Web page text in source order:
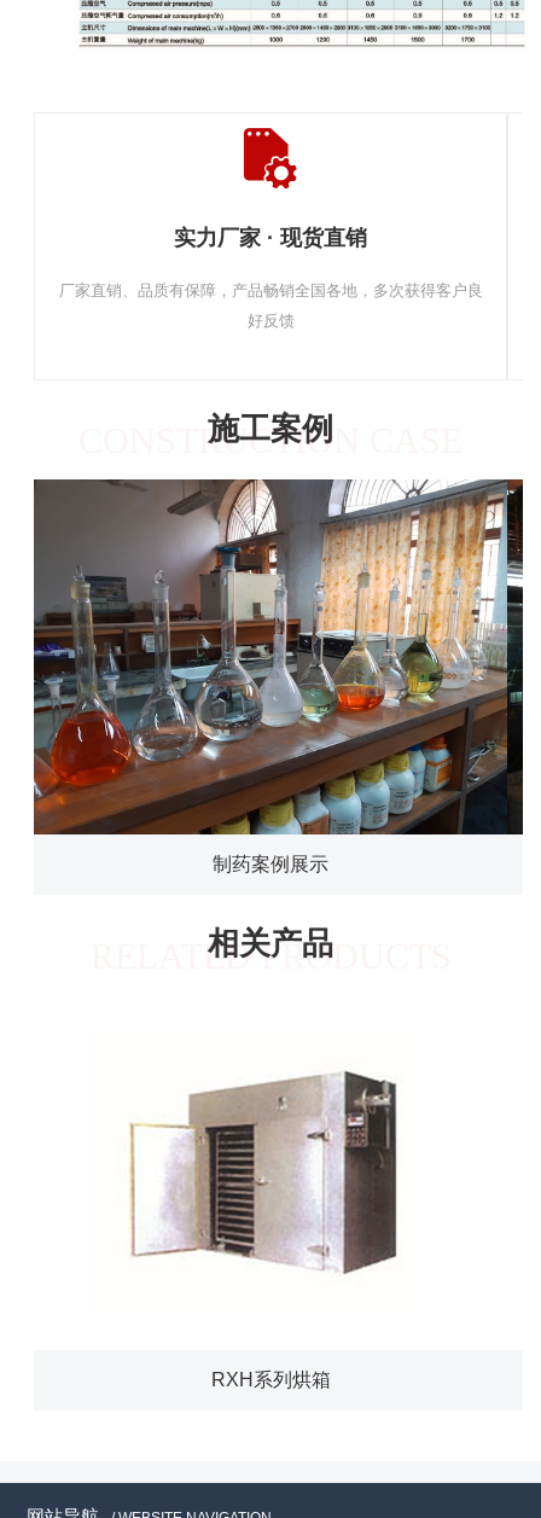
实力厂家 · 现货直销
厂家直销、品质有保障，产品畅销全国各地，多次获得客户良
好反馈
施工案例
CONSTRUCTION CASE
制药案例展示
相关产品
RELATED PRODUCTS
RXH系列烘箱